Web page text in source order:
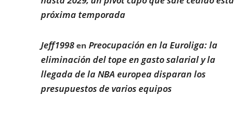
próxima temporada
Jeff1998en Preocupación en la Euroliga: la
eliminación del tope en gasto salarial y la
llegada de la NBA europea disparan los
presupuestos de varios equipos